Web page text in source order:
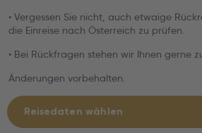
• Vergessen Sie nicht, auch etwaige
die Einreise nach Österreich zu prüfen.
• Bei Rückfragen stehen wir Ihnen gerne
Änderungen vorbehalten.
Reisedaten wählen